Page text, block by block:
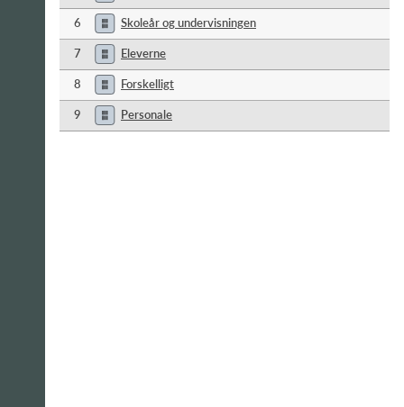
6 Skoleår og undervisningen
7 Eleverne
8 Forskelligt
9 Personale